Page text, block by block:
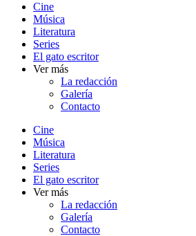
Cine
Música
Literatura
Series
El gato escritor
Ver más
La redacción
Galería
Contacto
Cine
Música
Literatura
Series
El gato escritor
Ver más
La redacción
Galería
Contacto